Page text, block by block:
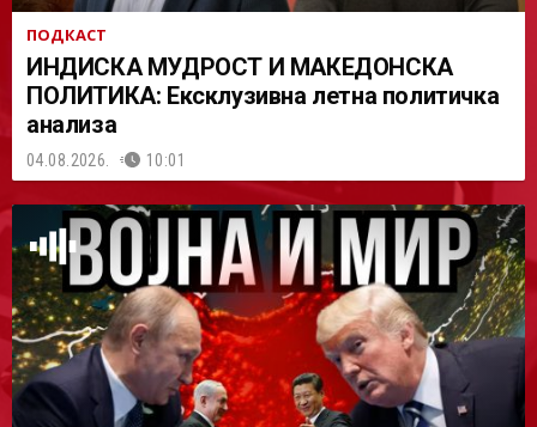
ПОДКАСТ
ИНДИСКА МУДРОСТ И МАКЕДОНСКА
ПОЛИТИКА: Ексклузивна летна политичка
анализа
04.08.2026. 10:01